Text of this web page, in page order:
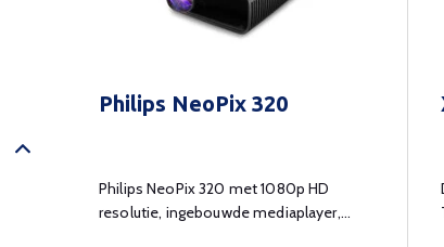
Philips NeoPix 320
Philips NeoPix 320 met 1080p HD
resolutie, ingebouwde mediaplayer,